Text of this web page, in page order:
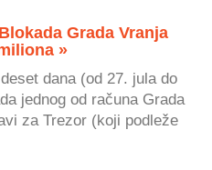
Grada Vranja
»
dana (od 27. jula do
jednog od računa Grada
za Trezor (koji podleže